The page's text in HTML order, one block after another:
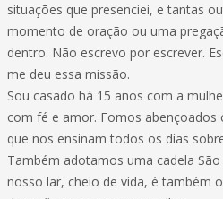
situações que presenciei, e tantas
momento de oração ou uma
dentro. Não escrevo por escrever.
me deu essa missão.
Sou casado há 15 anos com a
com fé e amor. Fomos abençoados
que nos ensinam todos os dias
Também adotamos uma cadela
nosso lar, cheio de vida, é também